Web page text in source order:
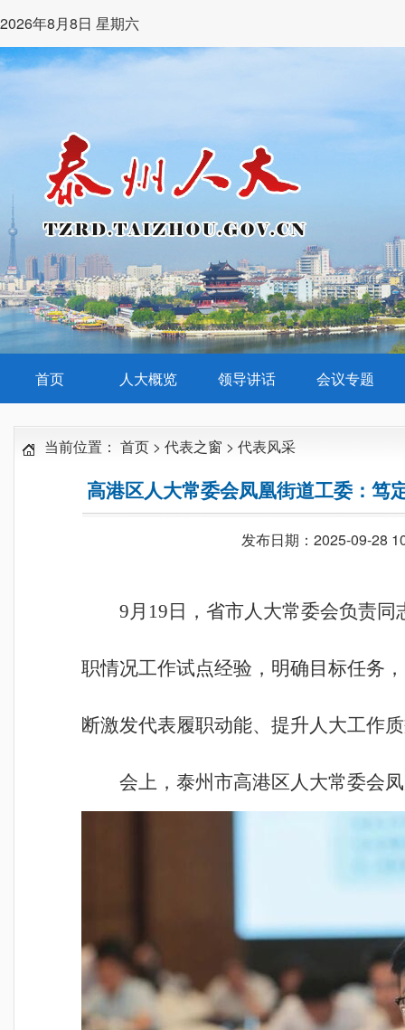
2026年8月8日 星期六
首页 人大概览 领导讲话 会议专题
当前位置： 首页 > 代表之窗 > 代表风采
高港区人大常委会凤凰街道工委：笃
发布日期：2025-09-28
9月19日，省市人大常委会负责
职情况工作试点经验，明确目标任务
断激发代表履职动能、提升人大工作
会上，泰州市高港区人大常委会